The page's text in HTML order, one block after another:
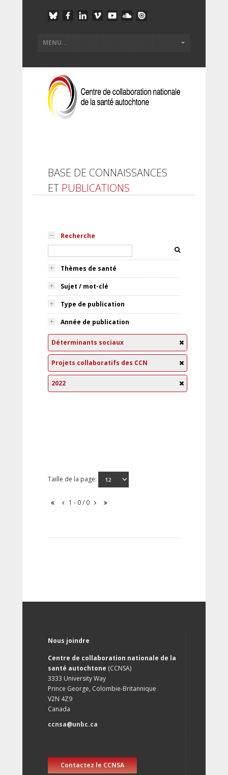
BASE DE CONNAISSANCES
ET PUBLICATIONS
Recherche
Thèmes de santé
Sujet / mot-clé
Type de publication
Année de publication
Déterminants sociaux
Projets collaboratifs des CCN
2022
Taille de la page:
1 - 0 / 0
Nous joindre
Centre de collaboration nationale de la
santé autochtone (CCNSA)
3333 University Way
Prince George, Colombie-Britannique
V2N 4Z9
Canada
ccnsa@unbc.ca
Contactez le CCNSA